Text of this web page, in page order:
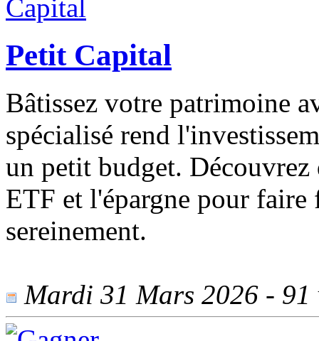
Petit Capital
Bâtissez votre patrimoine
spécialisé rend
un petit budget.
ETF et l'épargne pour
sereinement.
Mardi 31 Mars 2026 - 91